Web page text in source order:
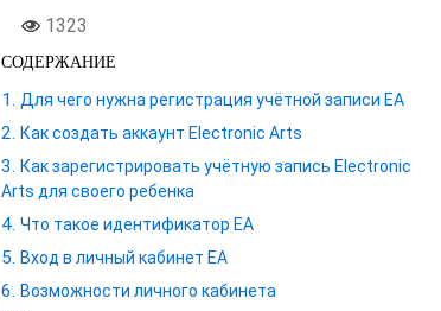
1323
СОДЕРЖАНИЕ
Для чего нужна регистрация учётной записи EA
Как создать аккаунт Electronic Arts
Как зарегистрировать учётную запись Electronic
Arts для своего ребенка
Что такое идентификатор EA
Вход в личный кабинет EA
Возможности личного кабинета